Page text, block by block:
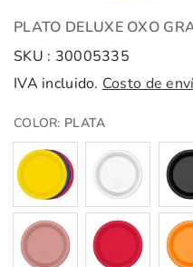
PLATO DELUXE OXO
SKU : 30005335
IVA incluido. Costo de
COLOR: PLATA